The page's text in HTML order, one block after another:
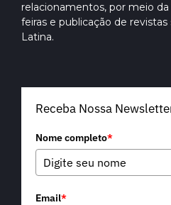
relacionamentos, por meio
feiras e publicação de
Latina.
Receba Nossa
Nome completo*
Email*